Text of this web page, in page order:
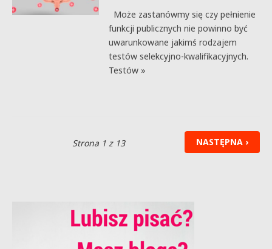
Może zastanówmy się czy pełnienie
funkcji publicznych nie powinno być
uwarunkowane jakimś rodzajem
testów selekcyjno-kwalifikacyjnych.
Testów »
NASTĘPNA ›
Strona 1 z 13